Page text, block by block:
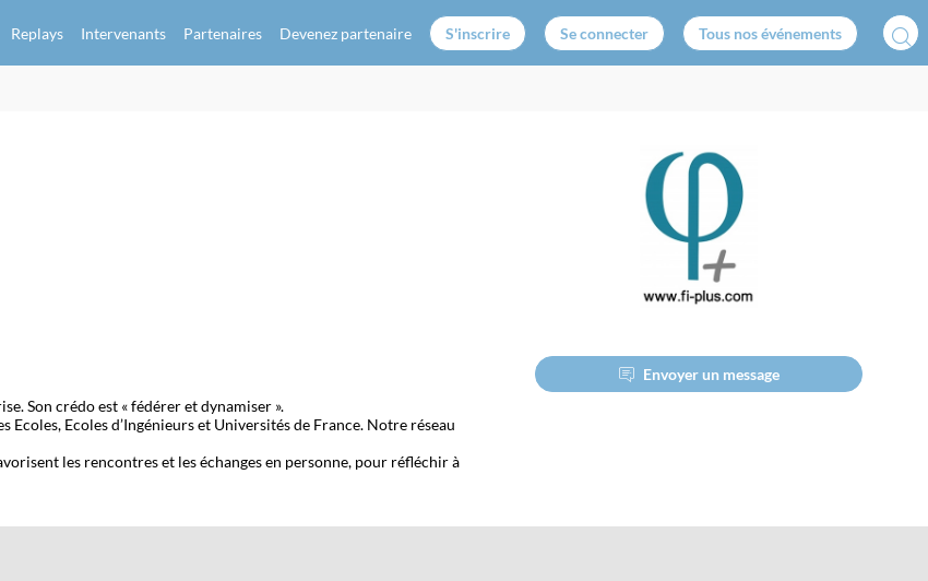
Replays Intervenants Partenaires Devenez partenaire S'inscrire Se connecter Tous nos événements
Envoyer un message
Son crédo est « fédérer et dynamiser ».
Ecoles d’Ingénieurs et Universités de France. Notre réseau
les rencontres et les échanges en personne, pour réfléchir à